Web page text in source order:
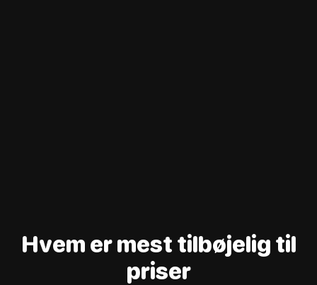
Hvem er mest tilbøjelig til
priser